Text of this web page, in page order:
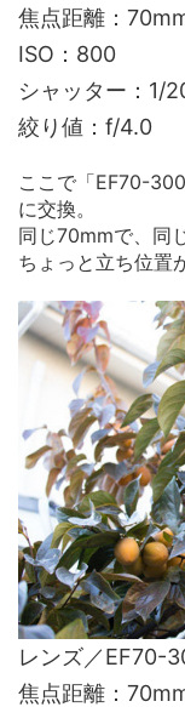
焦点距離：
ISO：800
シャッター：1/
絞り値：f/4.0
ここで「EF70-
に交換。
同じ70mmで、同
ちょっと立ち位置
レンズ／EF70-
焦点距離：